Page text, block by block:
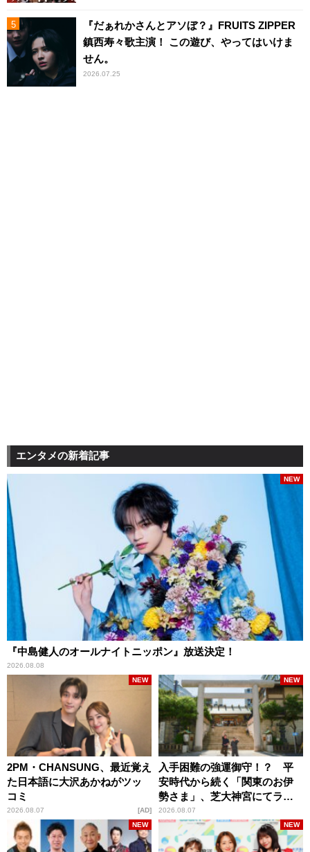
『だぁれかさんとアソぼ？』FRUITS ZIPPER
鎮西寿々歌主演！ この遊び、やってはいけま
せん。
2026.07.25
エンタメの新着記事
『中島健人のオールナイトニッポン』放送決定！
2026.08.08
NEW
2PM・CHANSUNG、最近覚え
た日本語に大沢あかねがツッ
コミ
2026.08.07
NEW
AD
入手困難の強運御守！？ 平
安時代から続く「関東のお伊
勢さま」、芝大神宮にてラン
パンプスが合格祈願！
2026.08.07
NEW
NEW NEW